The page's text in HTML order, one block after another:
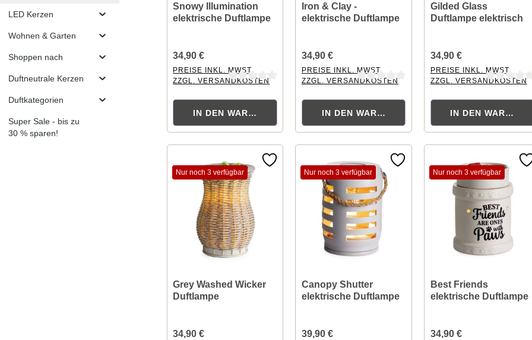
LED Kerzen
Wohnen & Garten
Shoppen nach
Duftneutrale Kerzen
Duftkategorien
Super Sale - bis zu
30 % sparen!
Snowy Illumination
elektrische Duftlampe
34,90 €
PREISE INKL. MWST.
ZZGL. VERSANDKOSTEN
IN DEN WARENKORB
Iron & Clay -
elektrische Duftlampe
34,90 €
PREISE INKL. MWST.
ZZGL. VERSANDKOSTEN
IN DEN WARENKORB
Gilded Glass
Duftlampe elektrisch
34,90 €
PREISE INKL. MWST.
ZZGL. VERSANDKOSTEN
IN DEN
Nur noch 3 verfügbar
Grey Washed Wicker
Duftlampe
34,90 €
Nur noch 3 verfügbar
Canopy Shutter
elektrische Duftlampe
39,90 €
Nur noch 3 verfügbar
Best Friends
elektrische Duftlampe
34,90 €